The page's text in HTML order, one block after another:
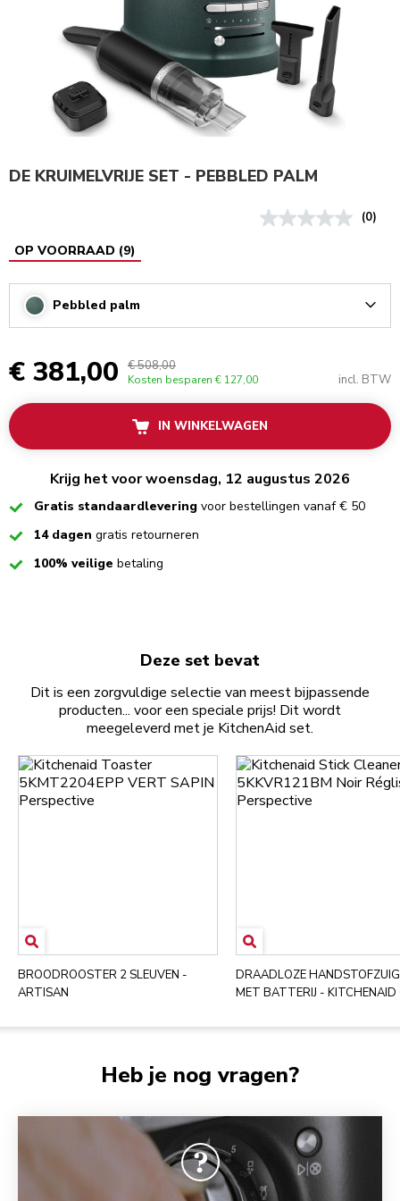
DE KRUIMELVRIJE SET - PEBBLED PALM
(0)
OP VOORRAAD (9)
Pebbled palm
€ 381,00 € 508,00
Kosten besparen € 127,00 incl. BTW
IN WINKELWAGEN
Krijg het voor woensdag, 12 augustus 2026
CheckedGratis standaardlevering voor bestellingen vanaf € 50
Checked14 dagen gratis retourneren
Checked100% veilige betaling
Deze set bevat
Dit is een zorgvuldige selectie van meest bijpassende
producten... voor een speciale prijs! Dit wordt
meegeleverd met je KitchenAid set.
BROODROOSTER 2 SLEUVEN -
ARTISAN
DRAADLOZE
MET BATTERIJ - KITCHENAID
Heb je nog vragen?